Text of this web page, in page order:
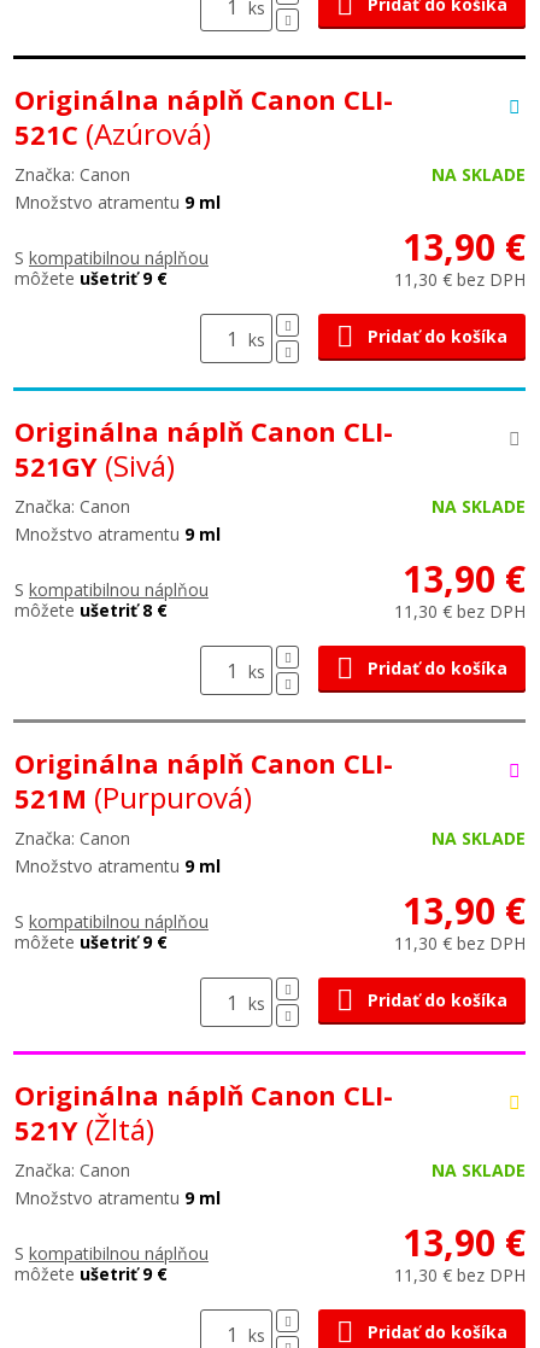
ks
Originálna náplň Canon CLI-
521C (Azúrová)
Značka: Canon
NA SKLADE
Množstvo atramentu 9 ml
S kompatibilnou náplňou
môžete ušetriť 9 €
13,90 €
11,30 € bez DPH
ks Pridať do košíka
Originálna náplň Canon CLI-
521GY (Sivá)
Značka: Canon
NA SKLADE
Množstvo atramentu 9 ml
S kompatibilnou náplňou
môžete ušetriť 8 €
13,90 €
11,30 € bez DPH
ks Pridať do košíka
Originálna náplň Canon CLI-
521M (Purpurová)
Značka: Canon
NA SKLADE
Množstvo atramentu 9 ml
S kompatibilnou náplňou
môžete ušetriť 9 €
13,90 €
11,30 € bez DPH
ks Pridať do košíka
Originálna náplň Canon CLI-
521Y (Žltá)
Značka: Canon
NA SKLADE
Množstvo atramentu 9 ml
S kompatibilnou náplňou
môžete ušetriť 9 €
13,90 €
11,30 € bez DPH
ks Pridať do košíka